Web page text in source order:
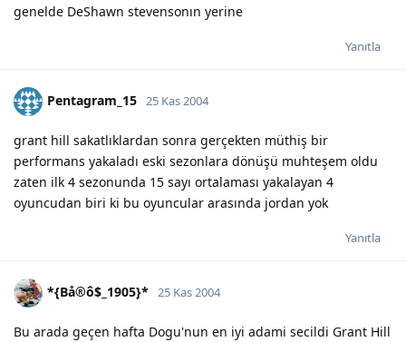
genelde DeShawn stevensonın yerine
Yanıtla
Pentagram_15 25 Kas 2004
grant hill sakatlıklardan sonra gerçekten müthiş bir
performans yakaladı eski sezonlara dönüşü muhteşem oldu
zaten ilk 4 sezonunda 15 sayı ortalaması yakalayan 4
oyuncudan biri ki bu oyuncular arasında jordan yok
Yanıtla
*{Bå®ô$_1905}* 25 Kas 2004
Bu arada geçen hafta Dogu'nun en iyi adami secildi Grant Hill